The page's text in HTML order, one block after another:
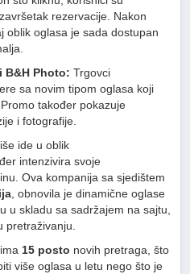
rezervacije. Nakon
oblik oglasa je sada dostupan
B&H Photo:Trgovci
sa novim tipom oglasa koji
također pokazuje
i fotografije.
ide u oblik
intenzivira svoje
Ova kompanija sa sjedištem
, obnovila je dinamične oglase
u skladu sa sadržajem na sajtu,
pretraživanju.
15 posto novih pretraga, što
više oglasa u letu nego što je